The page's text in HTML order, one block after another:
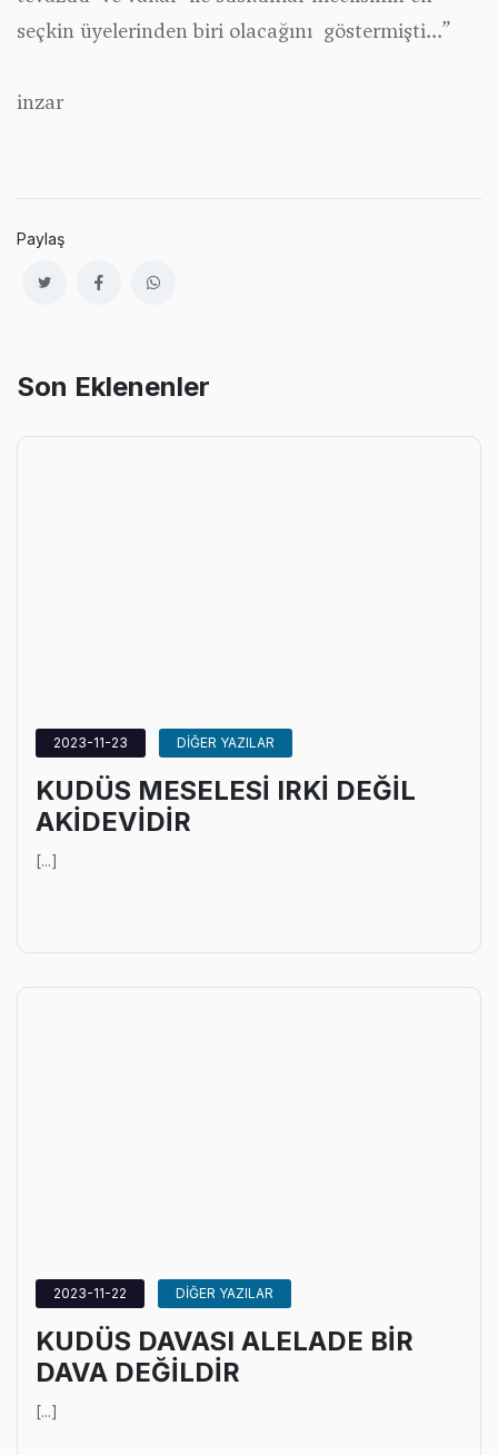
seçkin üyelerinden biri olacağını göstermişti...”
inzar
Paylaş
Son Eklenenler
2023-11-23 DİĞER YAZILAR
KUDÜS MESELESİ IRKİ DEĞİL
AKİDEVİDİR
[...]
2023-11-22 DİĞER YAZILAR
KUDÜS DAVASI ALELADE BİR
DAVA DEĞİLDİR
[...]